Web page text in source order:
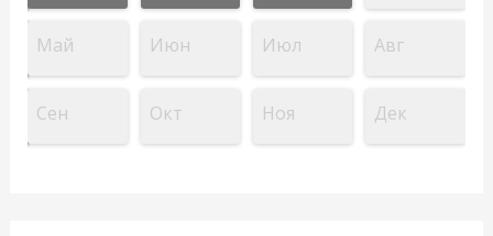
Май Июн Июл Авг
Сен Окт Ноя Дек